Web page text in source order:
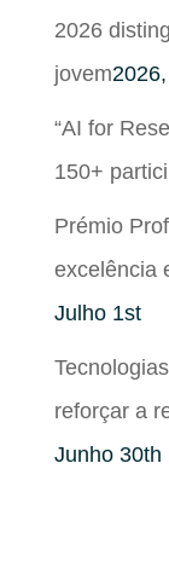
2026
jovem
“AI for
150+
Prémio
excelência
Julho 1st
reforçar a
Junho 30th